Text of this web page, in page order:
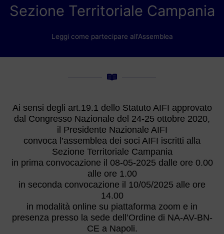
Sezione Territoriale Campania
Leggi come partecipare all'Assemblea
Ai sensi degli art.19.1 dello Statuto AIFI approvato
dal Congresso Nazionale del 24-25 ottobre 2020,
il Presidente Nazionale AIFI
convoca l’assemblea dei soci AIFI iscritti alla
Sezione Territoriale Campania
in prima convocazione il 08-05-2025 dalle ore 0.00
alle ore 1.00
in seconda convocazione il 10/05/2025 alle ore
14.00
in modalità online su piattaforma zoom e in
presenza presso la sede dell’Ordine di NA-AV-BN-
CE a Napoli.